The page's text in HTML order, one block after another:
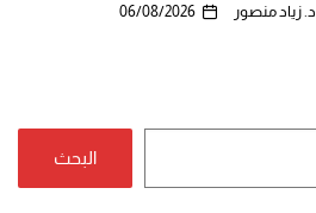
د. زياد منصور 06/08/2026
البحث